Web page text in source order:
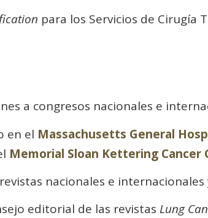
para los Servicios de Cirugía
a congresos nacionales e
en el Massachusetts General
Memorial Sloan Kettering Cancer
nacionales e
editorial de las revistas Lung